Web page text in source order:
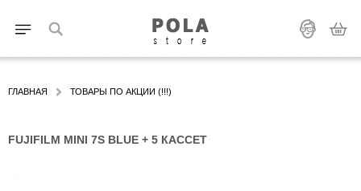
ГЛАВНАЯ ТОВАРЫ ПО АКЦИИ (!!!)
FUJIFILM MINI 7S BLUE + 5 КАССЕТ